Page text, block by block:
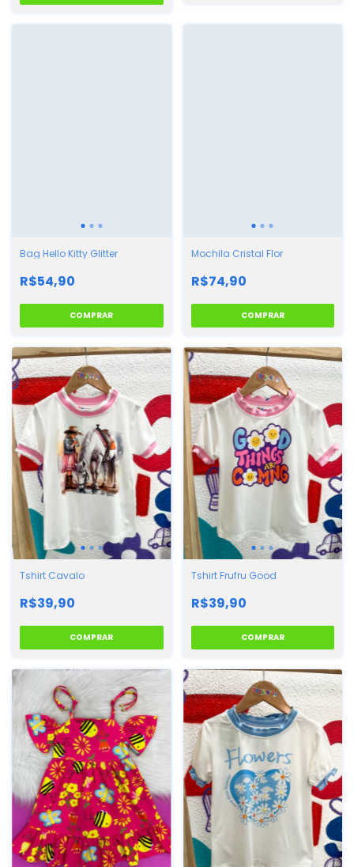
Bag Hello Kitty Glitter
R$54,90
COMPRAR
Mochila Cristal Flor
R$74,90
COMPRAR
Tshirt Cavalo
R$39,90
COMPRAR
Tshirt Frufru Good
R$39,90
COMPRAR